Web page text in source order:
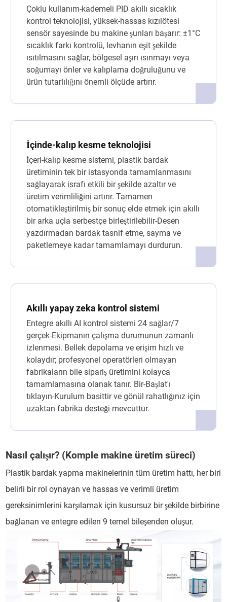
Çoklu kullanım-kademeli PID akıllı sıcaklık
kontrol teknolojisi, yüksek-hassas kızılötesi
sensör sayesinde bu makine şunları başarır: ±1°C
sıcaklık farkı kontrolü, levhanın eşit şekilde
ısıtılmasını sağlar, bölgesel aşırı ısınmayı veya
soğumayı önler ve kalıplama doğruluğunu ve
ürün tutarlılığını önemli ölçüde artırır.
İçinde-kalıp kesme teknolojisi
İçeri-kalıp kesme sistemi, plastik bardak
üretiminin tek bir istasyonda tamamlanmasını
sağlayarak israfı etkili bir şekilde azaltır ve
üretim verimliliğini artırır. Tamamen
otomatikleştirilmiş bir sonuç elde etmek için akıllı
bir arka uçla serbestçe birleştirilebilir-Desen
yazdırmadan bardak tasnif etme, sayma ve
paketlemeye kadar tamamlamayı durdurun.
Akıllı yapay zeka kontrol sistemi
Entegre akıllı AI kontrol sistemi 24 sağlar/7
gerçek-Ekipmanın çalışma durumunun zamanlı
izlenmesi. Bellek depolama ve erişim hızlı ve
kolaydır; profesyonel operatörleri olmayan
fabrikaların bile sipariş üretimini kolayca
tamamlamasına olanak tanır. Bir-Başlat'ı
tıklayın-Kurulum basittir ve gönül rahatlığınız için
uzaktan fabrika desteği mevcuttur.
Nasıl çalışır? (Komple makine üretim süreci)
Plastik bardak yapma makinelerinin tüm üretim hattı, her biri
belirli bir rol oynayan ve hassas ve verimli üretim
gereksinimlerini karşılamak için kusursuz bir şekilde birbirine
bağlanan ve entegre edilen 9 temel bileşenden oluşur.